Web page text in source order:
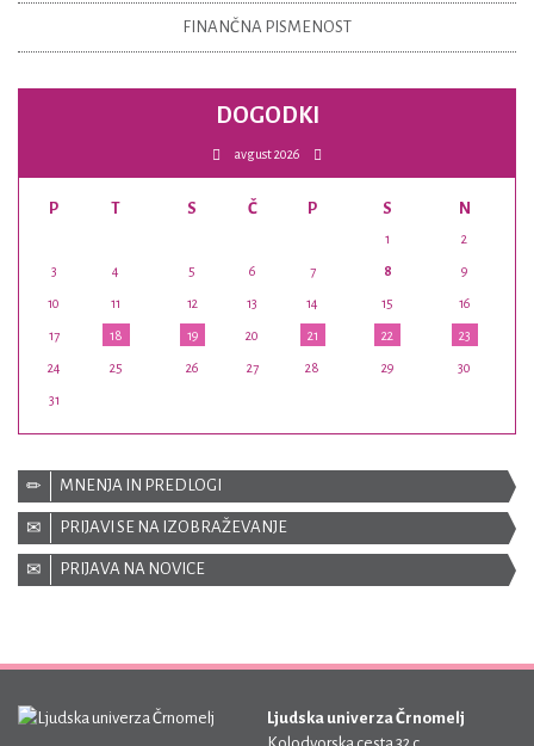
FINANČNA PISMENOST
DOGODKI
avgust 2026
P T S Č P S N
1 2
3 4 5 6 7 8 9
10 11 12 13 14 15 16
17 18 19 20 21 22 23
24 25 26 27 28 29 30
31
MNENJA IN PREDLOGI
PRIJAVI SE NA IZOBRAŽEVANJE
PRIJAVA NA NOVICE
Ljudska univerza Črnomelj